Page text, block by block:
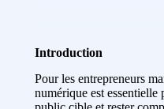
Introduction
Pour les entrepreneurs
numérique est essentielle